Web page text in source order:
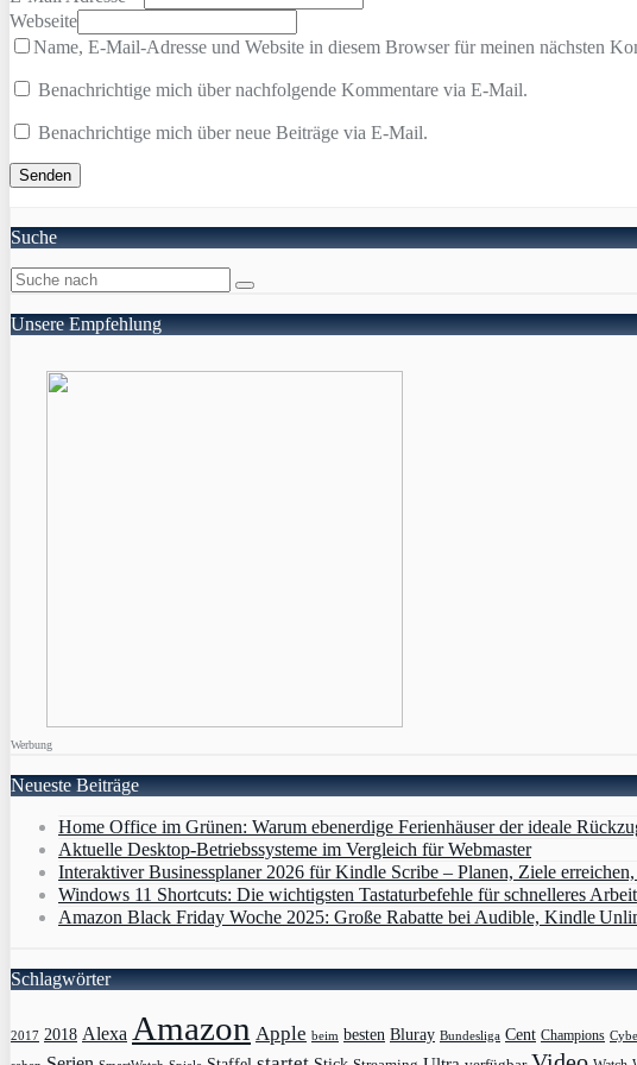
Webseite
Name, E-Mail-Adresse und Website in diesem Browser für meinen nächsten
Benachrichtige mich über nachfolgende Kommentare via E-Mail.
Benachrichtige mich über neue Beiträge via E-Mail.
Suche
Unsere Empfehlung
Werbung
Neueste Beiträge
Home Office im Grünen: Warum ebenerdige Ferienhäuser der ideale
Aktuelle Desktop-Betriebssysteme im Vergleich für Webmaster
Interaktiver Businessplaner 2026 für Kindle Scribe – Planen, Ziele
Windows 11 Shortcuts: Die wichtigsten Tastaturbefehle für schnelleres
Amazon Black Friday Woche 2025: Große Rabatte bei Audible, Kindle
Schlagwörter
2017 2018 Alexa Amazon Apple beim besten Bluray Bundesliga Cent Champions